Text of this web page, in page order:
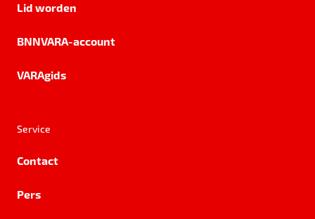
Lid worden
BNNVARA-account
VARAgids
Service
Contact
Pers